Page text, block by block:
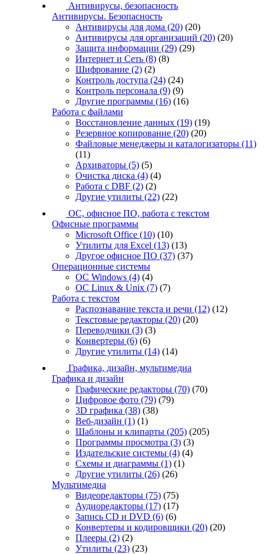
Антивирусы, безопасность
Антивирусы. Безопасность
Антивирусы для дома (20) (20)
Антивирусы для организаций (20) (20)
Защита информации (29) (29)
Интернет и Сеть (8) (8)
Шифрование (2) (2)
Контроль доступа (24) (24)
Контроль персонала (9) (9)
Другие программы (16) (16)
Работа с файлами
Восстановление данных (19) (19)
Резервное копирование (20) (20)
Файловые менеджеры и каталогизаторы (11)
(11)
Архиваторы (5) (5)
Очистка диска (4) (4)
Работа с DBF (2) (2)
Другие утилиты (22) (22)
ОС, офисное ПО, работа с текстом
Офисные программы
Microsoft Office (10) (10)
Утилиты для Excel (13) (13)
Другое офисное ПО (37) (37)
Операционные системы
ОС Windows (4) (4)
ОС Linux & Unix (7) (7)
Работа с текстом
Распознавание текста и речи (12) (12)
Текстовые редакторы (20) (20)
Переводчики (3) (3)
Конвертеры (6) (6)
Другие утилиты (14) (14)
Графика, дизайн, мультимедиа
Графика и дизайн
Графические редакторы (70) (70)
Цифровое фото (79) (79)
3D графика (38) (38)
Веб-дизайн (1) (1)
Шаблоны и клипарты (205) (205)
Программы просмотра (3) (3)
Издательские системы (4) (4)
Схемы и диаграммы (1) (1)
Другие утилиты (26) (26)
Мультимедиа
Видеоредакторы (75) (75)
Аудиоредакторы (17) (17)
Запись CD и DVD (6) (6)
Конвертеры и кодировщики (20) (20)
Плееры (2) (2)
Утилиты (23) (23)